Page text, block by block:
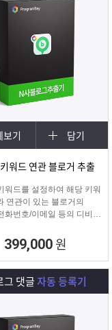
보기 담기
워드 연관 블로거 추출
워드를 설정하여 해당 키워
연관이 있는 블로거의
화번호/이메일 등의 디비를
로 효과적인 디비를 추출 할
수 있는 프로그램
399,000 원
그 댓글자동 등록기